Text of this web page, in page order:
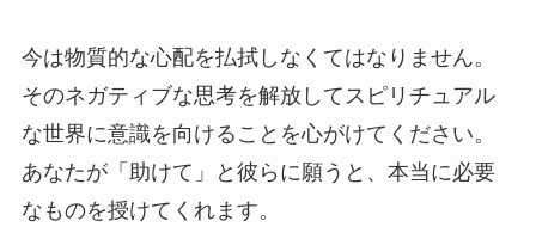
今は物質的な心配を払拭しなくてはなりません。
そのネガティブな思考を解放してスピリチュアル
な世界に意識を向けることを心がけてください。
あなたが「助けて」と彼らに願うと、本当に必要
なものを授けてくれます。